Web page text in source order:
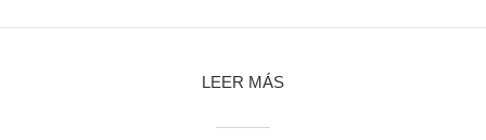
LEER MÁS